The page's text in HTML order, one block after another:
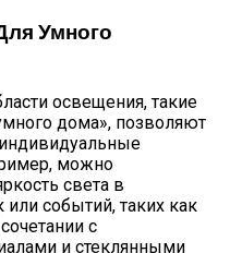
Умного
освещения, такие
дома», позволяют
можно
света в
событий, таких как
с
и стеклянными